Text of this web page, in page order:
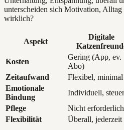
unterscheiden sich Motivation, Alltag
wirklich?
Aspekt
Digitale
Kosten
Gering (App, ev.
Abo)
Zeitaufwand
Flexibel, minimal
Emotionale
Bindung
Individuell,
Pflege
Nicht erforderlich
Flexibilität
Überall, jederzeit